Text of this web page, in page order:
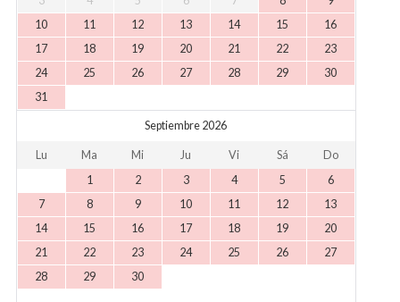
10
11 12 13 14 15
16
17
18 19 20 21 22
23
24
25 26 27 28 29
30
31
Septiembre 2026
Lu Ma Mi Ju Vi Sá
Do
1
2 3 4 5
6
7
8 9 10 11 12
13
14
15 16 17 18 19
20
21
22 23 24 25 26
27
28
29 30